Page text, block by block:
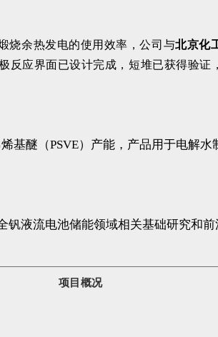
烧余热发电的使用效率，公司与北京化
应界面已设计完成，短堆已获得验证
基醚（PSVE）产能，产品用于电解水
钒液流电池储能领域相关基础研究和
项目概况